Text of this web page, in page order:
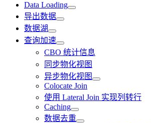
Data Loading
导出数据
数据湖
查询加速
CBO 统计信息
同步物化视图
异步物化视图
Colocate Join
使用 Lateral Join 实现列转行
Caching
数据去重